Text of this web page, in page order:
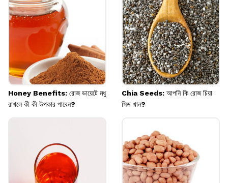
Image credits: Getty
Honey Benefits: রোজ ডায়েটে মধু
রাখলে কী কী উপকার পাবেন?
Chia Seeds: আপনি কি রোজ চিয়া
সিড খান?